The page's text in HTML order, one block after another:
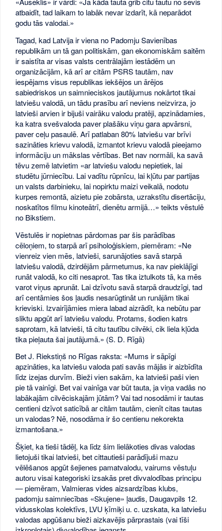
atbaidīt, tad laikam to labāk nevar izdarīt, kā neparādot
godu tās valodai.»
Tagad, kad Latvija ir viena no Padomju Savienības
republikām un tā gan politiskām, gan ekonomiskām saitēm
ir saistīta ar visas valsts centrālajām iestādēm un
organizācijām, kā arī ar citām PSRS tautām, nav
iespējams visus republikas iekšējos un ārējos
sabiedriskos un saimnieciskos jautājumus nokārtot tikai
latviešu valodā, un tādu prasību arī neviens neizvirza, jo
latvieši arvien ir bijuši vairāku valodu pratēji, apzinādamies,
ka katra svešvaloda paver plašāku viņu gara apvārsni,
paver ceļu pasaulē. Arī patlaban 80% latviešu var brīvi
sazināties krievu valodā, izmantot krievu valodā pieejamo
informāciju un mākslas vērtības. Bet nav normāli, ka savā
tēvu zemē latvietim «ar latviešu valodu nepietiek, lai
studētu jūrniecību. Lai vadītu rūpnīcu, lai kļūtu par partijas
un valsts darbinieku, lai nopirktu maizi veikalā, nodotu
kurpes remontā, aizietu pie zobārsta, uzrakstītu disertāciju,
noskatītos filmu kinoteātrī, dienētu armijā…» teikts vēstulē
no Bikstiem.
Vēstulēs ir nopietnas pārdomas par šis parādības
cēloņiem, to starpā arī psiholoģiskiem, piemēram: «Ne
vienreiz vien mēs, latvieši, sarunājoties savā starpā
latviešu valodā, dzirdējām pārmetumus, ka nav pieklājīgi
runāt valodā, ko citi nesaprot. Tas tika iztulkots tā, ka mēs
varot viņus aprunāt. Lai dzīvotu savā starpā draudzīgi, tad
arī centāmies šos ļaudis nesarūgtināt un runājām tikai
krieviski. Izvairījāmies miera labad aizrādīt, ka nebūtu par
sliktu apgūt arī latviešu valodu. Protams, šodien katrs
saprotam, kā latvieši, tā citu tautību cilvēki, cik liela kļūda
tika pieļauta šai jautājumā.» (S. D. Rīgā)
Bet J. Riekstiņš no Rīgas raksta: «Mums ir sāpīgi
apzināties, ka latviešu valoda pati savās mājās ir aizbīdīta
līdz izejas durvīm. Bieži vien sakām, ka latvieši paši vien
pie tā vainīgi. Bet vai vainīga var būt tauta, ja viņa vadās no
labākajām cilvēciskajām jūtām? Vai tad nosodāmi ir tautas
centieni dzīvot saticībā ar citām tautām, cienīt citas tautas
un valodas? Nē, nosodāma ir šo centienu nekorekta
izmantošana.»
Šķiet, ka tieši tādēļ, ka līdz šim lielākoties divas valodas
lietojuši tikai latvieši, bet cittautieši parādījuši mazu
vēlēšanos apgūt šejienes pamatvalodu, vairums vēstuļu
autoru visai kategoriski izsakās pret divvalodības principu
— piemēram, Valmieras vides aizsardzības klubs,
padomju saimniecības «Skujene» ļaudis, Daugavpils 12.
vidusskolas kolektīvs, LVU ķīmiķi u. c. uzskata, ka latviešu
valodas apgūšanu bieži aizkavējis pārprastais (vai tīši